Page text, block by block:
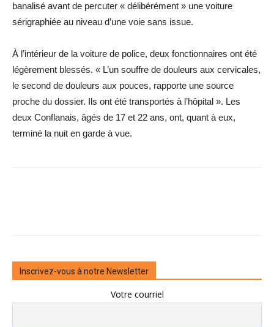
banalisé avant de percuter « délibérément » une voiture
sérigraphiée au niveau d’une voie sans issue.
À l’intérieur de la voiture de police, deux fonctionnaires ont été
légèrement blessés. « L’un souffre de douleurs aux cervicales,
le second de douleurs aux pouces, rapporte une source
proche du dossier. Ils ont été transportés à l’hôpital ». Les
deux Conflanais, âgés de 17 et 22 ans, ont, quant à eux,
terminé la nuit en garde à vue.
Inscrivez-vous à notre Newsletter
Votre courriel